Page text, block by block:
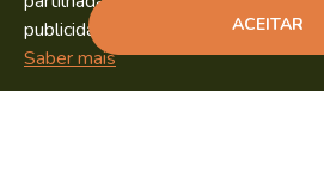
ACEITAR
publicidade e análise.
Saber mais